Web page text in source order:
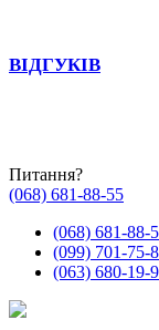
ВІДГУКІВ
Питання?
(068) 681-88-55
(068) 681-88-
(099) 701-75-
(063) 680-19-